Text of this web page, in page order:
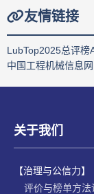
友情链接
LubTop2025总评榜
中国工程机械信息网
关于我们
【治理与公信力】
评价与榜单方法